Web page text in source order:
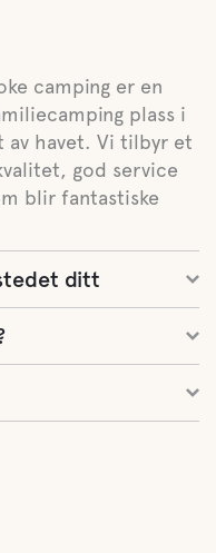
camping er en
plass i
havet. Vi tilbyr et
god service
blir fantastiske
ditt